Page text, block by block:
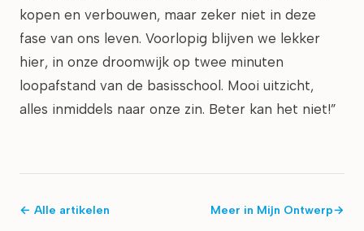
kopen en verbouwen, maar zeker niet in deze
fase van ons leven. Voorlopig blijven we lekker
hier, in onze droomwijk op twee minuten
loopafstand van de basisschool. Mooi uitzicht,
alles inmiddels naar onze zin. Beter kan het niet!”
← Alle artikelen Meer in Mijn Ontwerp→